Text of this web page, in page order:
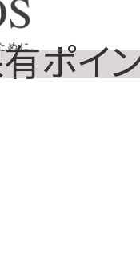
ポイ